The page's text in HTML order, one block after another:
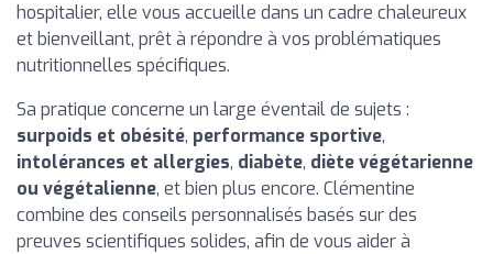
hospitalier, elle vous accueille dans un cadre chaleureux
et bienveillant, prêt à répondre à vos problématiques
nutritionnelles spécifiques.
Sa pratique concerne un large éventail de sujets :
surpoids et obésité, performance sportive,
intolérances et allergies, diabète, diète végétarienne
ou végétalienne, et bien plus encore. Clémentine
combine des conseils personnalisés basés sur des
preuves scientifiques solides, afin de vous aider à